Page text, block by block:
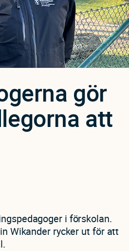
gör
att
i förskolan.
Wikander rycker ut för att